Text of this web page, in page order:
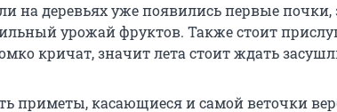
на деревьях уже появились первые
урожай фруктов. Также стоит
кричат, значит лета стоит ждать
приметы, касающиеся и самой веточки